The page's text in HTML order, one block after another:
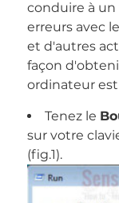
conduire à un
erreurs avec
et d'autres
façon
ordinateur
Tenez le
sur votre
(fig.1).